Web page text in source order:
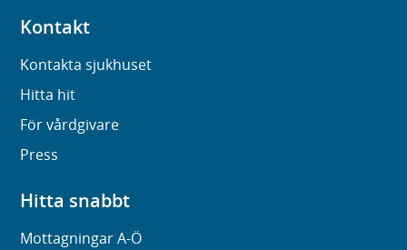
Kontakt
Kontakta sjukhuset
Hitta hit
För vårdgivare
Press
Hitta snabbt
Mottagningar A-Ö